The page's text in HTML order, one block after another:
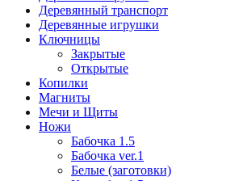
Деревянный транспорт
Деревянные игрушки
Ключницы
Закрытые
Открытые
Копилки
Магниты
Мечи и Щиты
Ножи
Бабочка 1.5
Бабочка ver.1
Белые (заготовки)